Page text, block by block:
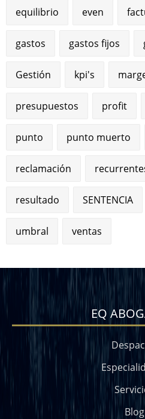
equilibrio even
gastos gastos fijos
Gestión kpi's
presupuestos profit
punto punto muerto
reclamación
resultado SENTENCIA
umbral ventas
EQ
Blog